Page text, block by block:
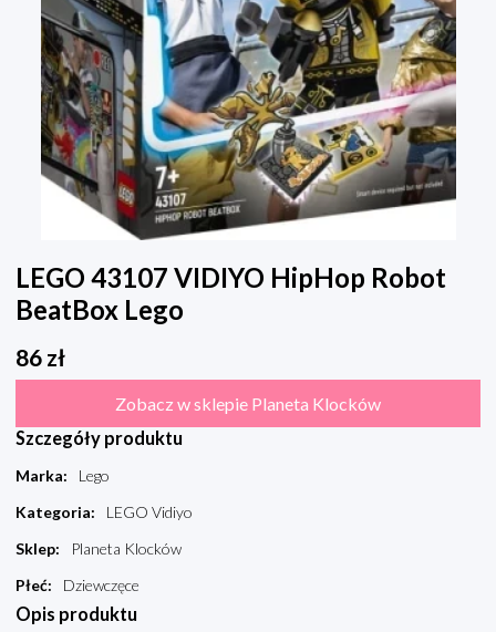
LEGO 43107 VIDIYO HipHop Robot
BeatBox Lego
86 zł
Zobacz w sklepie Planeta Klocków
Szczegóły produktu
Marka:
Lego
Kategoria:
LEGO Vidiyo
Sklep:
Planeta Klocków
Płeć: Dziewczęce
Opis produktu